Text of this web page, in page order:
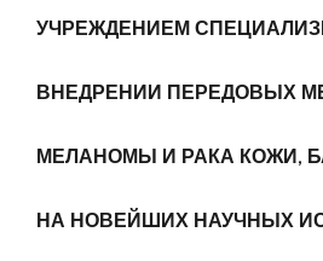
УЧРЕЖДЕНИЕМ
ВНЕДРЕНИИ ПЕРЕДОВЫХ
МЕЛАНОМЫ И РАКА КОЖИ,
НА НОВЕЙШИХ НАУЧНЫХ